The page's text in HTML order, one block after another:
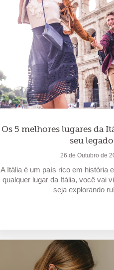
Os 5 melhores lugares da
seu legado
26 de Outubro de
A Itália é um país rico em história
qualquer lugar da Itália, você vai
seja explorando